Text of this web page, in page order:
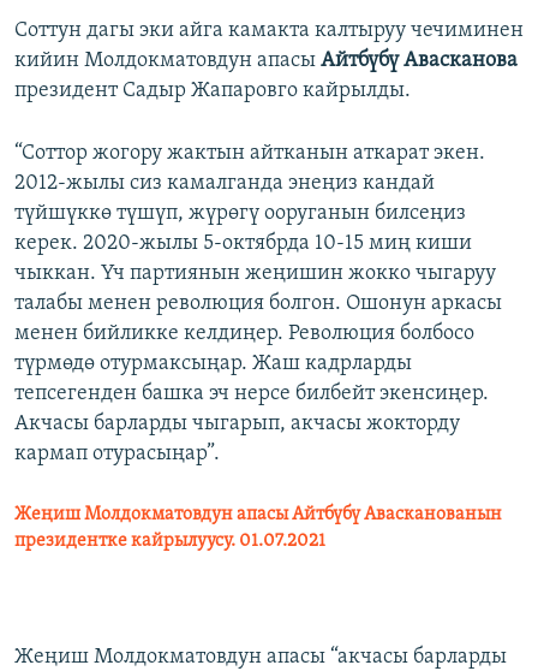
Соттун дагы эки айга камакта калтыруу чечиминен
кийин Молдокматовдун апасы Айтбүбү Авасканова
президент Садыр Жапаровго кайрылды.
“Соттор жогору жактын айтканын аткарат экен.
2012-жылы сиз камалганда энеңиз кандай
түйшүккө түшүп, жүрөгү ооруганын билсеңиз
керек. 2020-жылы 5-октябрда 10-15 миң киши
чыккан. Үч партиянын жеңишин жокко чыгаруу
талабы менен революция болгон. Ошонун аркасы
менен бийликке келдиңер. Революция болбосо
түрмөдө отурмаксыңар. Жаш кадрларды
тепсегенден башка эч нерсе билбейт экенсиңер.
Акчасы барларды чыгарып, акчасы жокторду
кармап отурасыңар”.
Жеңиш Молдокматовдун апасы Айтбүбү Авасканованын
президентке кайрылуусу. 01.07.2021
Жеңиш Молдокматовдун апасы “акчасы барларды